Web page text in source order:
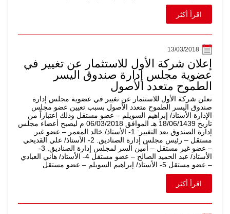
اقرأ أكثر
13/03/2018
إعلان شركة الأول للاستثمار عن تغيير في
عضوية مجلس إدارة صندوق اليسر
الطموح متعدد الأصول
تعلن شركة الأول للاستثمار عن تغيير في عضوية مجلس إدارة
صندوق اليسر الطموح متعدد الأصول بسبب تعيين عضو مجلس
الإدارة الأستاذ/ إبراهيم السويلم – عضو مستقل وذلك اعتباراً من
تاريخ 18/06/1439 هـ الموافق 06/03/2018 م ليصبح أعضاء مجلس
إدارة الصندوق بعد التغيير: 1- الأستاذ/ خالد المعمر – عضو غير
مستقل – رئيس مجلس إدارة الصناديق. 2- الأستاذ/ علي القديحي
– عضو غير مستقل – أمين السر لمجلس إدارة الصناديق. 3-
الأستاذ/ عبد الحميد الصالح – عضو مستقل 4- الأستاذ/ هاني العبادي
– عضو مستقل 5- الأستاذ/ إبراهيم السويلم – عضو مستقل
اقرأ أكثر